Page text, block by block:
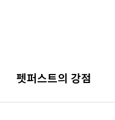
펫퍼스트의 강점